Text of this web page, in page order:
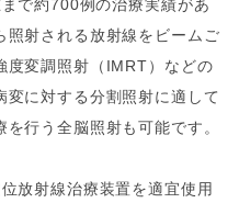
で約700例の治療実績があ
照射される放射線をビームご
度変調照射（IMRT）などの
に対する分割照射に適して
行う全脳照射も可能です。
放射線治療装置を適宜使用